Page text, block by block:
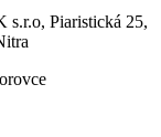
s.r.o, Piaristická 25,